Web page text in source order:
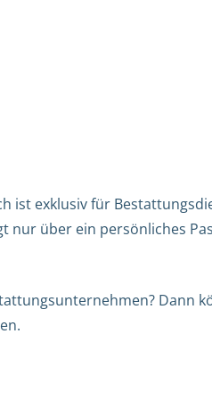
ist exklusiv für
nur über ein persönliches
Dann